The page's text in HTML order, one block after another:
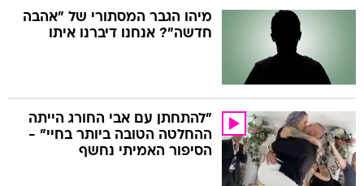
מיהו הגבר המסתורי של "אהבה
חדשה"? אנחנו דיברנו איתו
"להתחתן עם אבי החורג הייתה
ההחלטה הטובה ביותר בחיי" -
הסיפור האמיתי נחשף